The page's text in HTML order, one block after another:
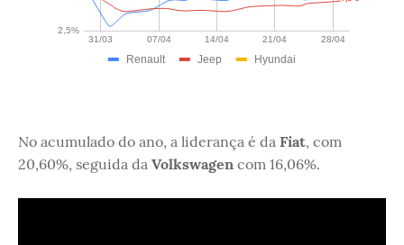
No acumulado do ano, a liderança é da Fiat, com
20,60%, seguida da Volkswagen com 16,06%.